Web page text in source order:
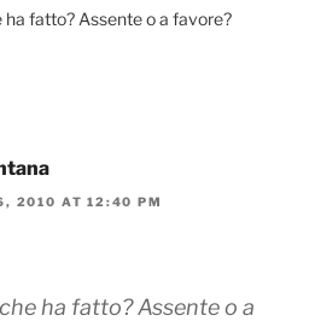
ha fatto? Assente o a favore?
2010 AT 12:40 PM
ha fatto? Assente o a